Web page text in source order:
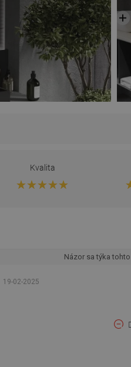
Kvalita
Názor sa týka
19-02-2025